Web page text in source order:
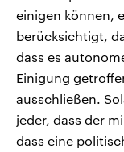
einigen können,
berücksichtigt,
dass es
Einigung
ausschließen.
jeder, dass der
dass eine